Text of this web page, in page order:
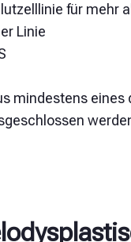
für mehr
Linie
mindestens eines